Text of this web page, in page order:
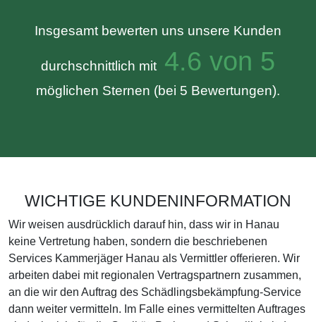
Insgesamt bewerten uns unsere Kunden
durchschnittlich mit 4.6 von 5
möglichen Sternen (bei 5 Bewertungen).
WICHTIGE KUNDENINFORMATION
Wir weisen ausdrücklich darauf hin, dass wir in Hanau
keine Vertretung haben, sondern die beschriebenen
Services Kammerjäger Hanau als Vermittler offerieren. Wir
arbeiten dabei mit regionalen Vertragspartnern zusammen,
an die wir den Auftrag des Schädlingsbekämpfung-Service
dann weiter vermitteln. Im Falle eines vermittelten Auftrages